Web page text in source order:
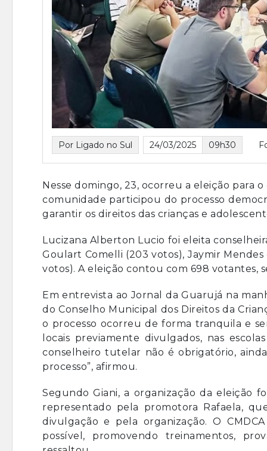
Por Ligado no Sul 24/03/2025 09h30
Nesse domingo, 23, ocorreu a eleição para
comunidade participou do processo
garantir os direitos das crianças e
Lucizana Alberton Lucio foi eleita
Goulart Comelli (203 votos), Jaymir
votos). A eleição contou com 698 votantes,
Em entrevista ao Jornal da Guarujá na
do Conselho Municipal dos Direitos da
o processo ocorreu de forma tranquila e
locais previamente divulgados, nas
conselheiro tutelar não é obrigatório,
processo”, afirmou.
Segundo Giani, a organização da eleição
representado pela promotora Rafaela,
divulgação e pela organização. O
possível, promovendo treinamentos,